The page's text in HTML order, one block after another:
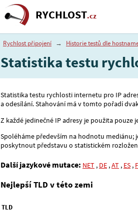
RYCHLOST.cz
Rychlost připojení → Historie testů dle
Statistika testu
Statistika testu rychlosti internetu pro IP
a odesílání. Stahování má v tomto pořadí
Z každé jedinečné IP adresy je použita
Spoléháme především na hodnotu mediánu;
poskytnout představu o statistickém
Další jazykové mutace: NET , DE ,AT , ES ,
Nejlepší TLD v této zemi
TLD